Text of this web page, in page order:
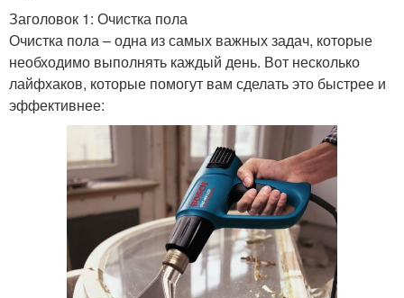
Заголовок 1: Очистка пола
Очистка пола – одна из самых важных задач, которые
необходимо выполнять каждый день. Вот несколько
лайфхаков, которые помогут вам сделать это быстрее и
эффективнее: